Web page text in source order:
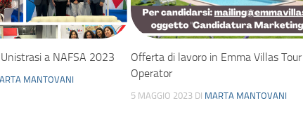
a NAFSA 2023
MANTOVANI
Offerta di lavoro in Emma Villas Tour
Operator
5 MAGGIO 2023 DI MARTA MANTOVANI